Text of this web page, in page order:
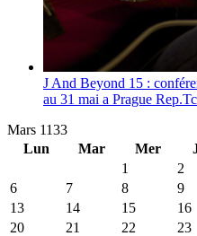
J And Beyond 15 :
au 31 mai a Prague
Mars 1133
Lun
Mar Mer
1
2
6
7 8 9
13
14 15 16
20
21 22 23